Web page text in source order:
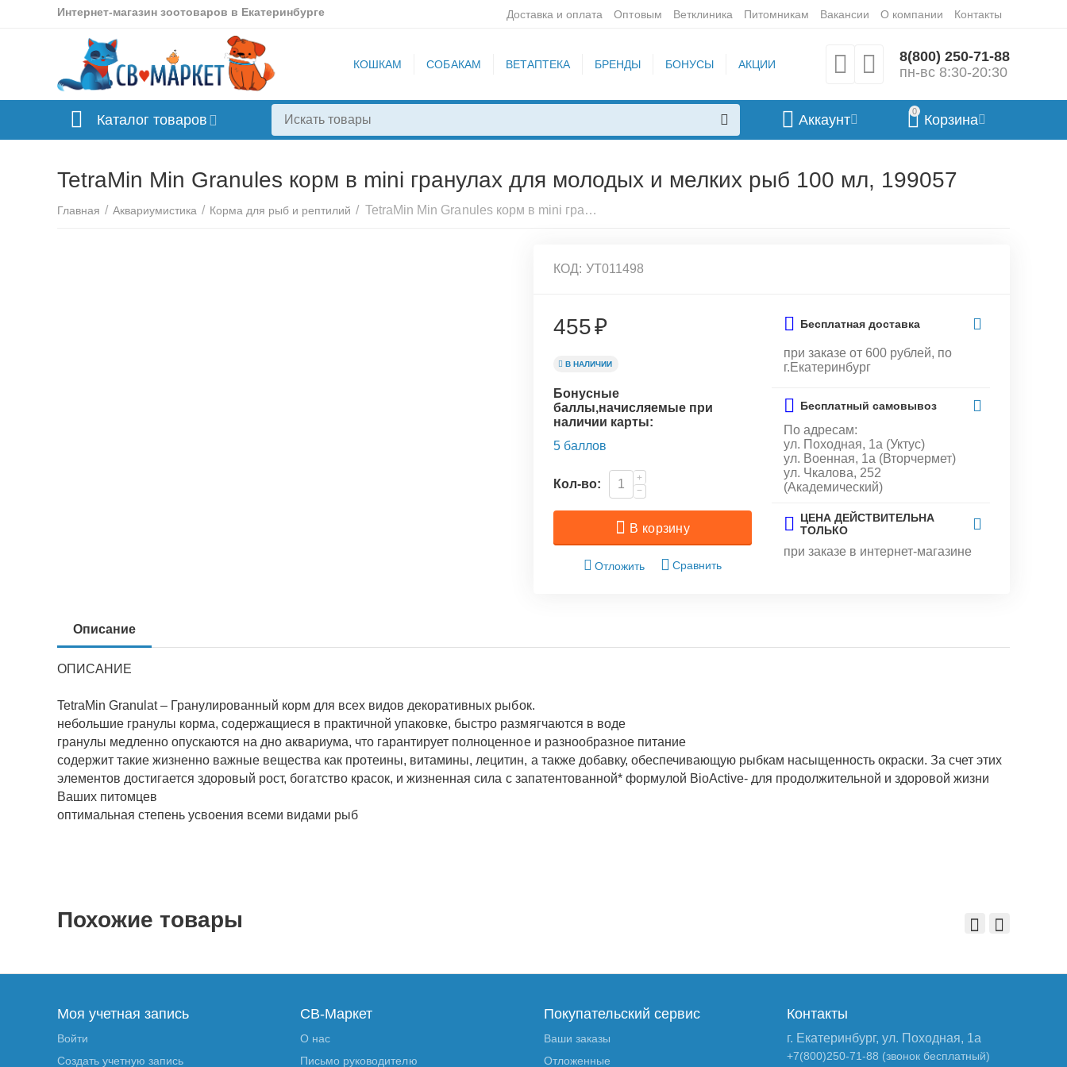
Интернет-магазин зоотоваров в Екатеринбурге Доставка и оплата Оптовым Ветклиника Питомникам Вакансии О компании Контакты
КОШКАМ СОБАКАМ ВЕТАПТЕКА БРЕНДЫ БОНУСЫ АКЦИИ
8(800) 250-71-88
пн-вс 8:30-20:30
Каталог товаров
0
Корзина
Аккаунт
TetraMin Min Granules корм в mini гранулах для молодых и мелких рыб 100 мл, 199057
Главная / Аквариумистика / Корма для рыб и рептилий / TetraMin Min Granules корм в mini гранулах для молодых и мелких рыб 100 мл, 199057
КОД: УТ011498
455₽
В НАЛИЧИИ
Бонусные
баллы,начисляемые при
наличии карты:
5 баллов
Кол-во:
+
−
В корзину
Отложить Сравнить
Бесплатная доставка
при заказе от 600 рублей, по
г.Екатеринбург
Бесплатный самовывоз
По адресам:
ул. Походная, 1а (Уктус)
ул. Военная, 1а (Вторчермет)
ул. Чкалова, 252
(Академический)
ЦЕНА ДЕЙСТВИТЕЛЬНА
ТОЛЬКО
при заказе в интернет-магазине
Описание
ОПИСАНИЕ
TetraMin Granulat – Гранулированный корм для всех видов декоративных рыбок.
небольшие гранулы корма, содержащиеся в практичной упаковке, быстро размягчаются в воде
гранулы медленно опускаются на дно аквариума, что гарантирует полноценное и разнообразное питание
содержит такие жизненно важные вещества как протеины, витамины, лецитин, а также добавку, обеспечивающую рыбкам насыщенность окраски. За счет этих
элементов достигается здоровый рост, богатство красок, и жизненная сила с запатентованной* формулой BioActive- для продолжительной и здоровой жизни
Ваших питомцев
оптимальная степень усвоения всеми видами рыб
Похожие товары
Моя учетная запись
Войти
Создать учетную запись
СВ-Маркет
О нас
Письмо руководителю
Покупательский сервис
Ваши заказы
Отложенные
Контакты
г. Екатеринбург, ул. Походная, 1а
+7(800)250-71-88 (звонок бесплатный)